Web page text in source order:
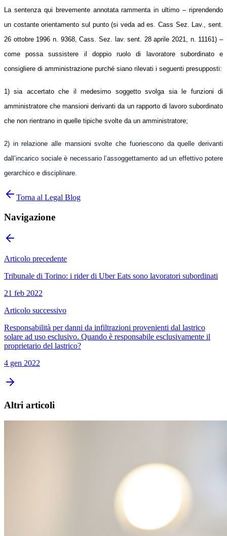
La sentenza qui brevemente annotata rammenta in ultimo – riprendendo
un costante orientamento sul punto (si veda ad es. Cass Sez. Lav., sent.
26 ottobre 1996 n. 9368, Cass. Sez. lav. sent. 28 aprile 2021, n. 11161) –
come possa sussistere il
doppio ruolo di lavoratore subordinato e
consigliere di amministrazione purché siano rilevati i seguenti presupposti:
1) sia accertato che il medesimo soggetto svolga sia le funzioni di
amministratore che mansioni derivanti da un rapporto di lavoro subordinato
che non rientrano in quelle tipiche svolte da un amministratore;
2) in relazione alle mansioni svolte che fuoriescono da quelle derivanti
dall’incarico sociale è necessario l’assoggettamento ad un effettivo potere
gerarchico e disciplinare.
Torna al Legal Blog
Navigazione
Articolo precedente
Tribunale di Torino: i rider di Uber Eats sono lavoratori subordinati
21 feb 2022
Articolo successivo
Responsabilità per danni da infiltrazioni provenienti dal lastrico
solare ad uso esclusivo. Quando è responsabile esclusivamente il
proprietario del lastrico?
4 gen 2022
Altri articoli